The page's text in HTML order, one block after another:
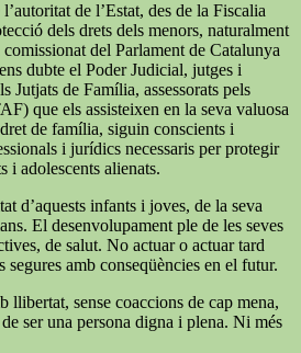
de l’Estat, des de la Fiscalia
dels drets dels menors, naturalment
del Parlament de Catalunya
dubte el Poder Judicial, jutges i
Jutjats de Família, assessorats pels
que els assisteixen en la seva valuosa
de família, siguin conscients i
i jurídics necessaris per protegir
i adolescents alienats.
d’aquests infants i joves, de la seva
El desenvolupament ple de les seves
de salut. No actuar o actuar tard
segures amb conseqüències en el futur.
llibertat, sense coaccions de cap mena,
ser una persona digna i plena. Ni més